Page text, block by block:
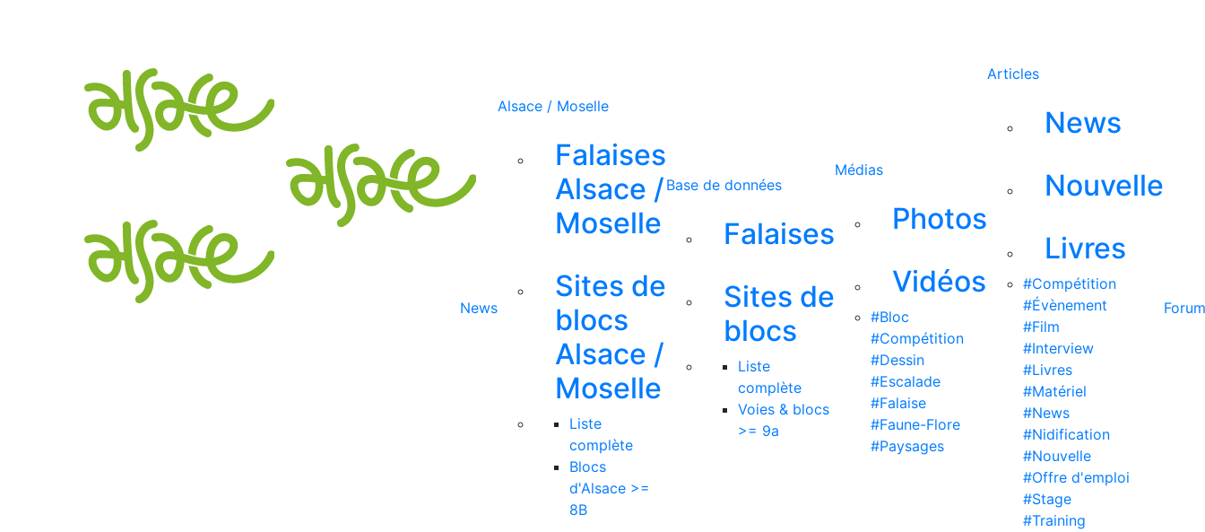
News
Alsace / Moselle
Falaises
Alsace /
Moselle
Sites de
blocs
Alsace /
Moselle
Liste
complète
Blocs
d'Alsace >=
8B
Base de données
Falaises
Sites de
blocs
Liste
complète
Voies & blocs
>= 9a
Médias
Photos
Vidéos
#Bloc
#Compétition
#Dessin
#Escalade
#Falaise
#Faune-Flore
#Paysages
Articles
News
Nouvelle
Livres
#Compétition
#Évènement
#Film
#Interview
#Livres
#Matériel
#News
#Nidification
#Nouvelle
#Offre d'emploi
#Stage
#Training
Forum